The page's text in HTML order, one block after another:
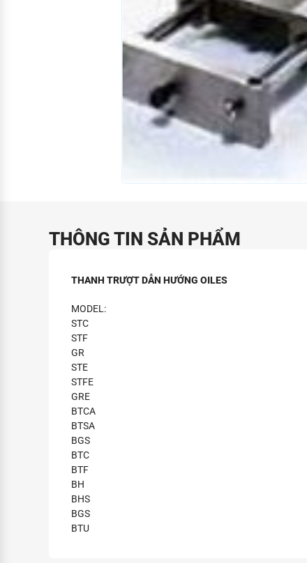
THÔNG TIN SẢN PHẨM
THANH TRƯỢT DẪN HƯỚNG OILES
MODEL:
STC
STF
GR
STE
STFE
GRE
BTCA
BTSA
BGS
BTC
BTF
BH
BHS
BGS
BTU